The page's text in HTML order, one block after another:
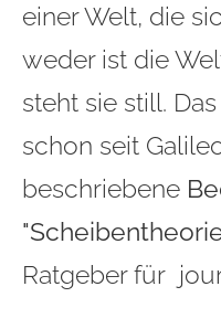
einer Welt, die
weder ist die
steht sie still.
schon seit
beschriebene
Ratgeber für